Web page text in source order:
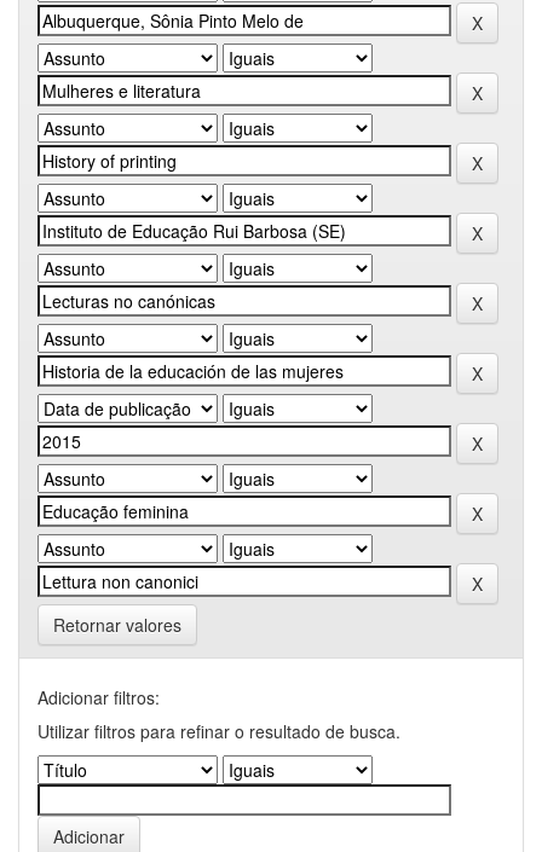
Retornar valores
Adicionar filtros:
Utilizar filtros para refinar o resultado de busca.